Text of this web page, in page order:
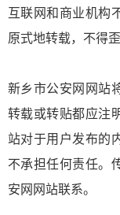
互联网和商业机构
原式地转载，不得
新乡市公安网网站
转载或转贴都应注
站对于用户发布的
不承担任何责任。
安网网站联系。